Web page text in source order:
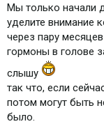
Мы только начали
уделите внимание
через пару
гормоны в голове
слышу
так что, если
потом могут быть
было.